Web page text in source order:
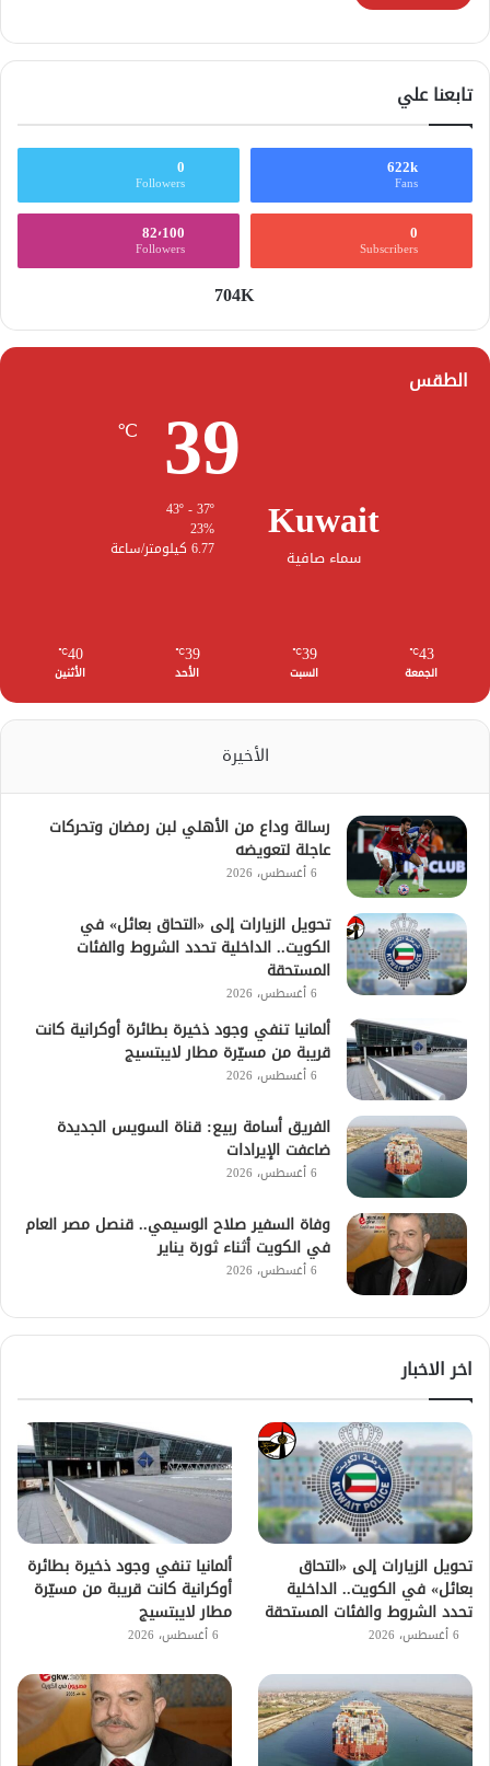
تابعنا علي
622k
Fans
0
Followers
0
Subscribers
82٬100
Followers
704K
الطقس
Kuwait
سماء صافية
39
℃
23%
6.77 كيلومتر/ساعة
43
℃
الجمعة
39
℃
السبت
39
℃
الأحد
40
℃
الأثنين
الأخيرة
رسالة وداع من الأهلي لبن رمضان وتحركات
عاجلة لتعويضه
6 أغسطس، 2026
تحويل الزيارات إلى «التحاق بعائل» في
الكويت.. الداخلية تحدد الشروط والفئات
المستحقة
6 أغسطس، 2026
ألمانيا تنفي وجود ذخيرة بطائرة أوكرانية كانت
قريبة من مسيّرة مطار لايبتسيج
6 أغسطس، 2026
الفريق أسامة ربيع: قناة السويس الجديدة
ضاعفت الإيرادات
6 أغسطس، 2026
وفاة السفير صلاح الوسيمي.. قنصل مصر العام
في الكويت أثناء ثورة يناير
6 أغسطس، 2026
اخر الاخبار
تحويل الزيارات إلى «التحاق
بعائل» في الكويت.. الداخلية
تحدد الشروط والفئات المستحقة
6 أغسطس، 2026
ألمانيا تنفي وجود ذخيرة بطائرة
أوكرانية كانت قريبة من مسيّرة
مطار لايبتسيج
6 أغسطس، 2026